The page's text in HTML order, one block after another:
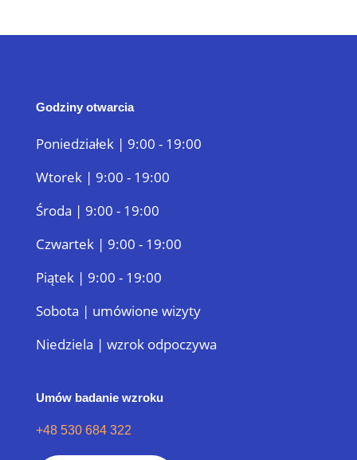
Godziny otwarcia
Poniedziałek | 9:00 - 19:00
Wtorek | 9:00 - 19:00
Środa | 9:00 - 19:00
Czwartek | 9:00 - 19:00
Piątek | 9:00 - 19:00
Sobota | umówione wizyty
Niedziela | wzrok odpoczywa
Umów badanie wzroku
+48 530 684 322